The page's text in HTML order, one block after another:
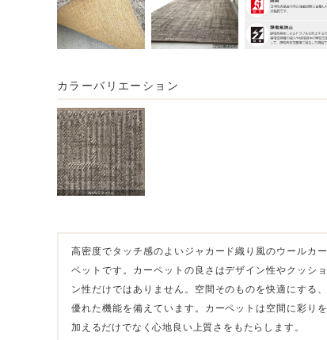
カラーバリエーション
高密度でタッチ感のよいジャカード織り風のウールカー
ペットです。カーペットの良さはデザイン性やクッショ
ン性だけではありません。空間そのものを快適にする、
優れた機能を備えています。カーペットは空間に彩りを
加えるだけでなく心地良い上質さをもたらします。